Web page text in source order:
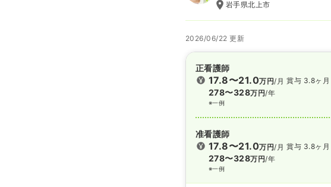
岩手県北上市
2026/06/22 更新
正看護師
17.8〜21.0万円/月
278〜328万円/年
※一例
賞与 3.8ヶ月
准看護師
17.8〜21.0万円/月
278〜328万円/年
※一例
賞与 3.8ヶ月